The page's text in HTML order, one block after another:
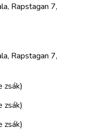
Rapstagan 7,
Rapstagan 7,
zsák)
zsák)
zsák)